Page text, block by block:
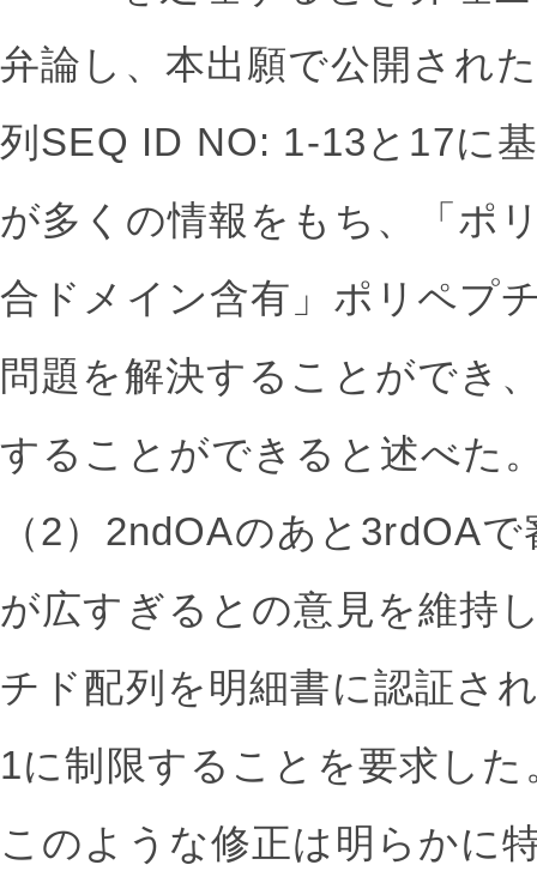
弁論し、本出願で公開され
列SEQ ID NO: 1-13と17に
が多くの情報をもち、「ポ
合ドメイン含有」ポリペプ
問題を解決することができ
することができると述べた
（2）2ndOAのあと3rdOA
が広すぎるとの意見を維持
チド配列を明細書に認証さ
1に制限することを要求した
このような修正は明らかに